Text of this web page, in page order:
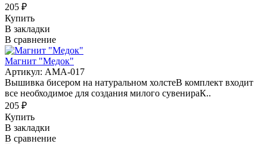
205 ₽
Купить
В закладки
В сравнение
Магнит "Медок"
Артикул: АМА-017
Вышивка бисером на натуральном холстеВ комплект входит
все необходимое для создания милого сувенираК..
205 ₽
Купить
В закладки
В сравнение